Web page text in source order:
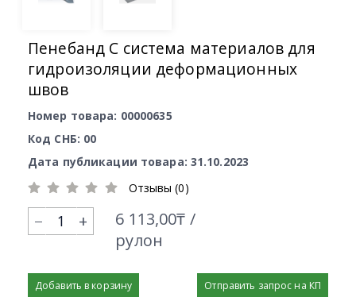
Пенебанд С система материалов для
гидроизоляции деформационных
швов
Номер товара: 00000635
Код СНБ: 00
Дата публикации товара: 31.10.2023
Отзывы (0)
+
6 113,00₸ /
рулон
Добавить в корзину Отправить запрос на КП